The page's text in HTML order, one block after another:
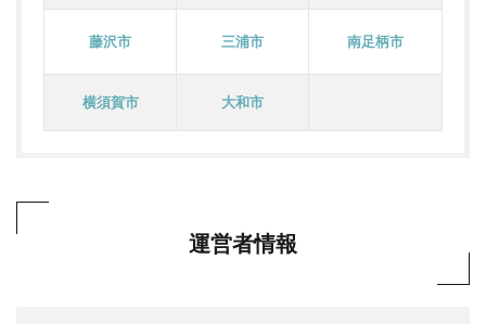
藤沢市 三浦市 南足柄市
横須賀市 大和市
運営者情報